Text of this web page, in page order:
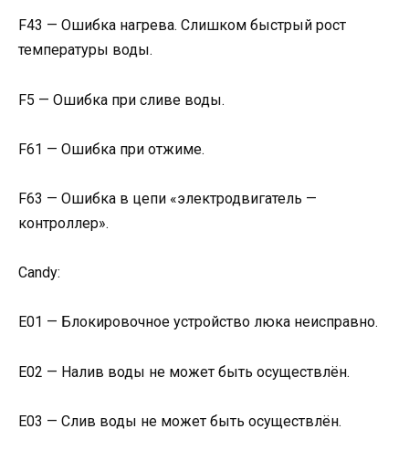
F43 — Ошибка нагрева. Слишком быстрый рост
температуры воды.
F5 — Ошибка при сливе воды.
F61 — Ошибка при отжиме.
F63 — Ошибка в цепи «электродвигатель —
контроллер».
Candy:
Е01 — Блокировочное устройство люка неисправно.
Е02 — Налив воды не может быть осуществлён.
Е03 — Слив воды не может быть осуществлён.